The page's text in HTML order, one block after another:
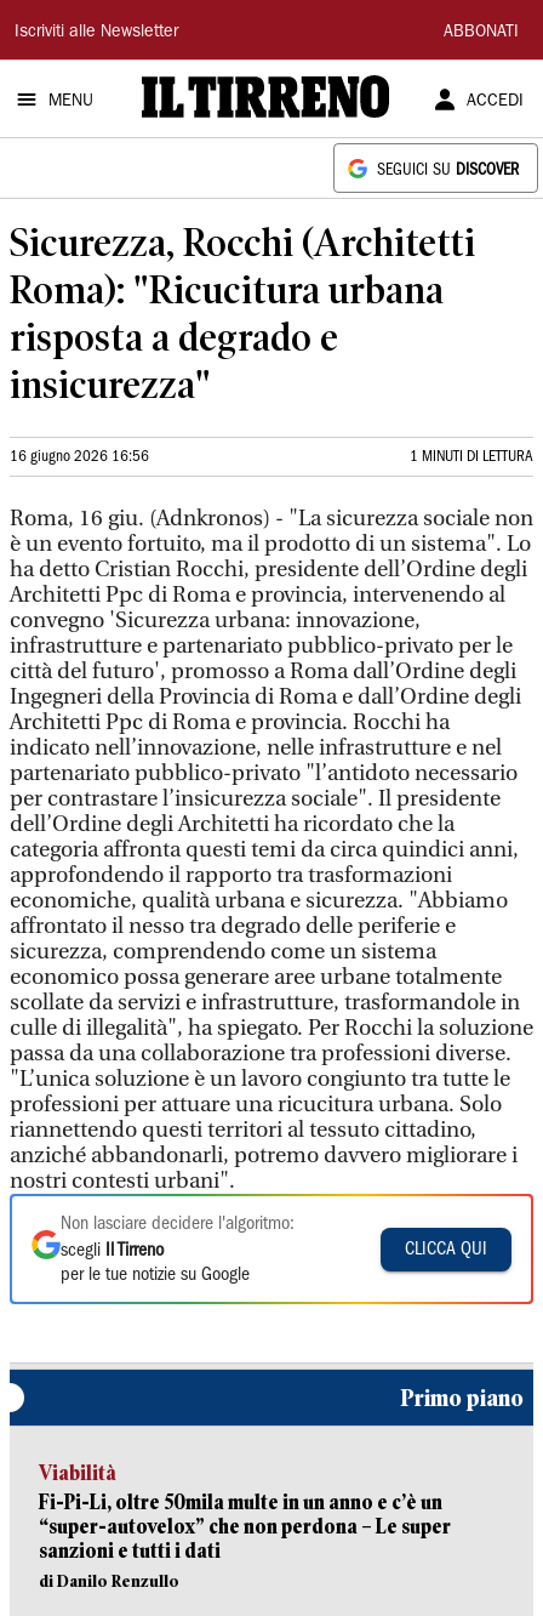
Il
Tirreno
Iscriviti alle Newsletter ABBONATI
MENU ACCEDI
SEGUICI SU DISCOVER
Sicurezza, Rocchi (Architetti
Roma): "Ricucitura urbana
risposta a degrado e
insicurezza"
16 giugno 2026 16:56 1 MINUTI DI LETTURA
Roma, 16 giu. (Adnkronos) - "La sicurezza sociale non
è un evento fortuito, ma il prodotto di un sistema". Lo
ha detto Cristian Rocchi, presidente dell’Ordine degli
Architetti Ppc di Roma e provincia, intervenendo al
convegno 'Sicurezza urbana: innovazione,
infrastrutture e partenariato pubblico-privato per le
città del futuro', promosso a Roma dall’Ordine degli
Ingegneri della Provincia di Roma e dall’Ordine degli
Architetti Ppc di Roma e provincia. Rocchi ha
indicato nell’innovazione, nelle infrastrutture e nel
partenariato pubblico-privato "l’antidoto necessario
per contrastare l’insicurezza sociale". Il presidente
dell’Ordine degli Architetti ha ricordato che la
categoria affronta questi temi da circa quindici anni,
approfondendo il rapporto tra trasformazioni
economiche, qualità urbana e sicurezza. "Abbiamo
affrontato il nesso tra degrado delle periferie e
sicurezza, comprendendo come un sistema
economico possa generare aree urbane totalmente
scollate da servizi e infrastrutture, trasformandole in
culle di illegalità", ha spiegato. Per Rocchi la soluzione
passa da una collaborazione tra professioni diverse.
"L’unica soluzione è un lavoro congiunto tra tutte le
professioni per attuare una ricucitura urbana. Solo
riannettendo questi territori al tessuto cittadino,
anziché abbandonarli, potremo davvero migliorare i
nostri contesti urbani".
Non lasciare decidere l'algoritmo:
scegli
Il Tirreno
per le tue notizie su Google
CLICCA QUI
Primo piano
Viabilità
Fi-Pi-Li, oltre 50mila multe in un anno e c’è un
“super-autovelox” che non perdona – Le super
sanzioni e tutti i dati
di Danilo Renzullo